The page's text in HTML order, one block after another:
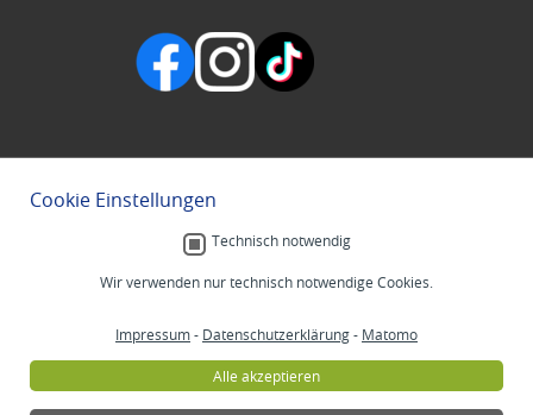
Cookie Einstellungen
Technisch notwendig
Wir verwenden nur technisch notwendige Cookies.
Impressum- Datenschutzerklärung- Matomo
Alle akzeptieren